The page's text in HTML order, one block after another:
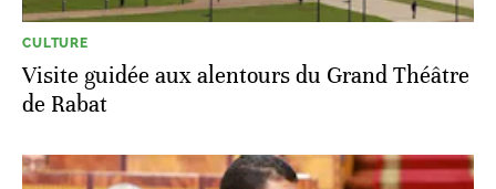
CULTURE
Visite guidée aux alentours du Grand Théâtre
de Rabat